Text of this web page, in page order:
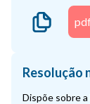
Resolução
Dispõe sobre